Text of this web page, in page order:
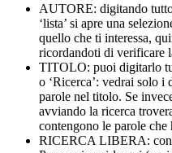
AUTORE: digitando
‘lista’ si apre una
quello che ti interessa,
ricordandoti di verificare
TITOLO: puoi digitarlo
o ‘Ricerca’: vedrai solo i
parole nel titolo. Se
avviando la ricerca
contengono le parole che
RICERCA LIBERA: